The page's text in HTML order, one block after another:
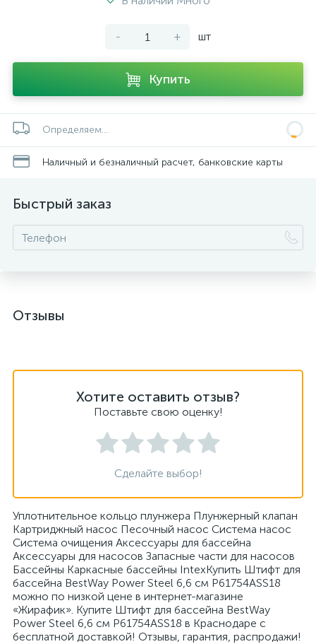
- + шт
Купить
Определяем...
Наличный и безналичный расчет, банковские карты
Быстрый заказ
Отзывы
Хотите оставить отзыв?
Поставьте свою оценку!
Сделайте выбор!
Уплотнительное кольцо плунжера Плунжерный клапан
Картриджный насос Песочный насос Система насос
Система очищения Аксессуары для бассейна
Аксессуары для насосов Запасные части для насосов
Бассейны Каркасные бассейны IntexКупить Штифт для
бассейна BestWay Power Steel 6,6 см P61754ASS18
можно по низкой цене в интернет-магазине
«Жирафик». Купите Штифт для бассейна BestWay
Power Steel 6,6 см P61754ASS18 в Краснодаре с
бесплатной доставкой! Отзывы, гарантия, распродажи!